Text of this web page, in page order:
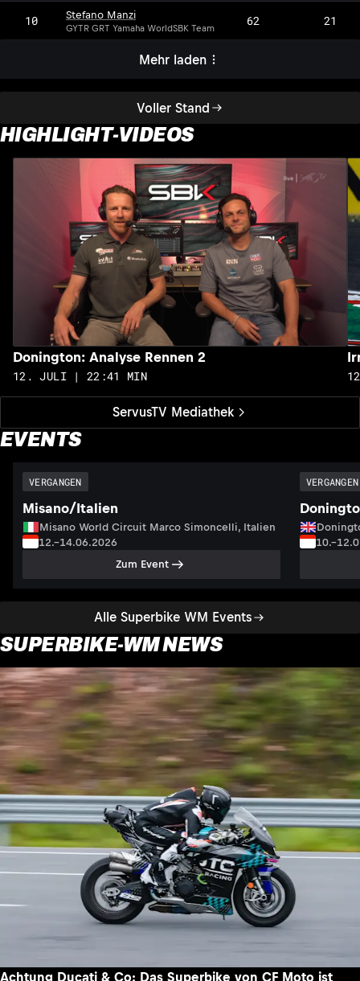
Voller Stand
10 Stefano Manzi
GYTR GRT Yamaha WorldSBK Team 62 21
Mehr laden
HIGHLIGHT-VIDEOS
ServusTV Mediathek
Donington: Analyse Rennen 2
12. JULI | 22:41 MIN
EVENTS
Alle Superbike WM Events
VERGANGEN
Misano/Italien
Misano World Circuit Marco Simoncelli, Italien
12.–14.06.2026
Zum Event
VERGANGEN
SUPERBIKE-WM NEWS
Achtung Ducati & Co: Das Superbike von CF Moto ist